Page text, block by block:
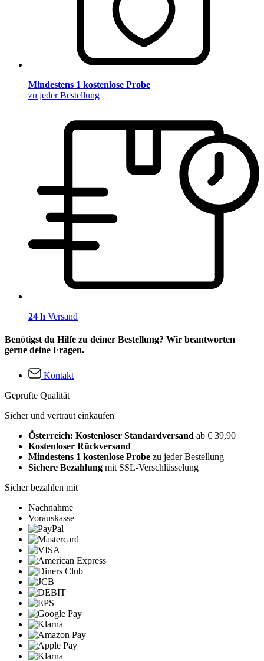
Mindestens 1 kostenlose Probe
zu jeder Bestellung
24 h Versand
Benötigst du Hilfe zu deiner Bestellung? Wir beantworten
gerne deine Fragen.
Kontakt
Geprüfte Qualität
Sicher und vertraut einkaufen
Österreich: Kostenloser Standardversand ab € 39,90
Kostenloser Rückversand
Mindestens 1 kostenlose Probe zu jeder Bestellung
Sichere Bezahlung mit SSL-Verschlüsselung
Sicher bezahlen mit
Nachnahme
Vorauskasse